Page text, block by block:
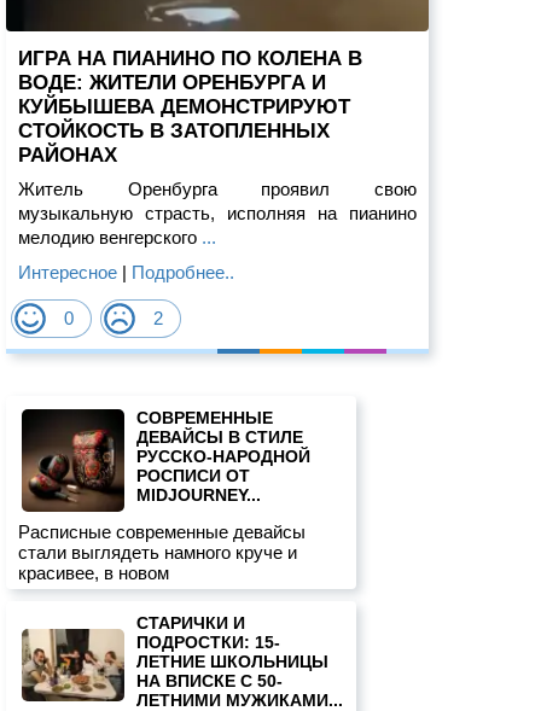
ИГРА НА ПИАНИНО ПО КОЛЕНА В
ВОДЕ: ЖИТЕЛИ ОРЕНБУРГА И
КУЙБЫШЕВА ДЕМОНСТРИРУЮТ
СТОЙКОСТЬ В ЗАТОПЛЕННЫХ
РАЙОНАХ
Житель Оренбурга проявил свою
музыкальную страсть, исполняя на пианино
мелодию венгерского ...
Интересное | Подробнее..
0 2
СОВРЕМЕННЫЕ
ДЕВАЙСЫ В СТИЛЕ
РУССКО-НАРОДНОЙ
РОСПИСИ ОТ
MIDJOURNEY...
Расписные современные девайсы
стали выглядеть намного круче и
красивее, в новом
СТАРИЧКИ И
ПОДРОСТКИ: 15-
ЛЕТНИЕ ШКОЛЬНИЦЫ
НА ВПИСКЕ С 50-
ЛЕТНИМИ МУЖИКАМИ...